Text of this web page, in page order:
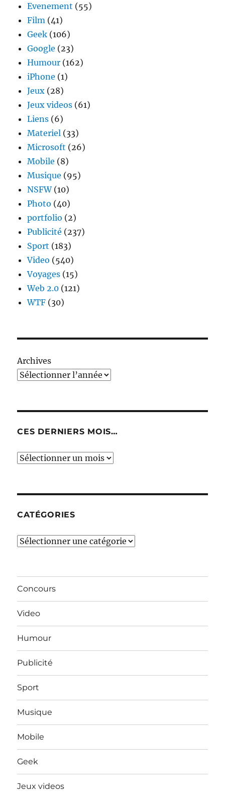
Evenement (55)
Film (41)
Geek (106)
Google (23)
Humour (162)
iPhone (1)
Jeux (28)
Jeux videos (61)
Liens (6)
Materiel (33)
Microsoft (26)
Mobile (8)
Musique (95)
NSFW(10)
Photo (40)
portfolio (2)
Publicité (237)
Sport (183)
Video (540)
Voyages (15)
Web 2.0 (121)
WTF (30)
Archives
CES DERNIERS MOIS…
Ces
CATÉGORIES
Catégories
Concours
Video
Humour
Publicité
Sport
Musique
Mobile
Geek
Jeux videos